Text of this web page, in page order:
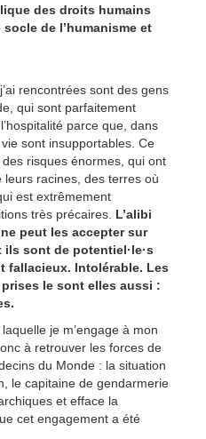
des droits humains
de l’humanisme et
rencontrées sont des gens
qui sont parfaitement
parce que, dans
sont insupportables. Ce
risques énormes, qui ont
leurs racines, des terres où
est extrêmement
très précaires. L’alibi
peut les accepter sur
sont de potentiel·le·s
fallacieux. Intolérable. Les
le sont elles aussi :
je m’engage à mon
à retrouver les forces de
du Monde : la situation
le capitaine de gendarmerie
et efface la
cet engagement a été